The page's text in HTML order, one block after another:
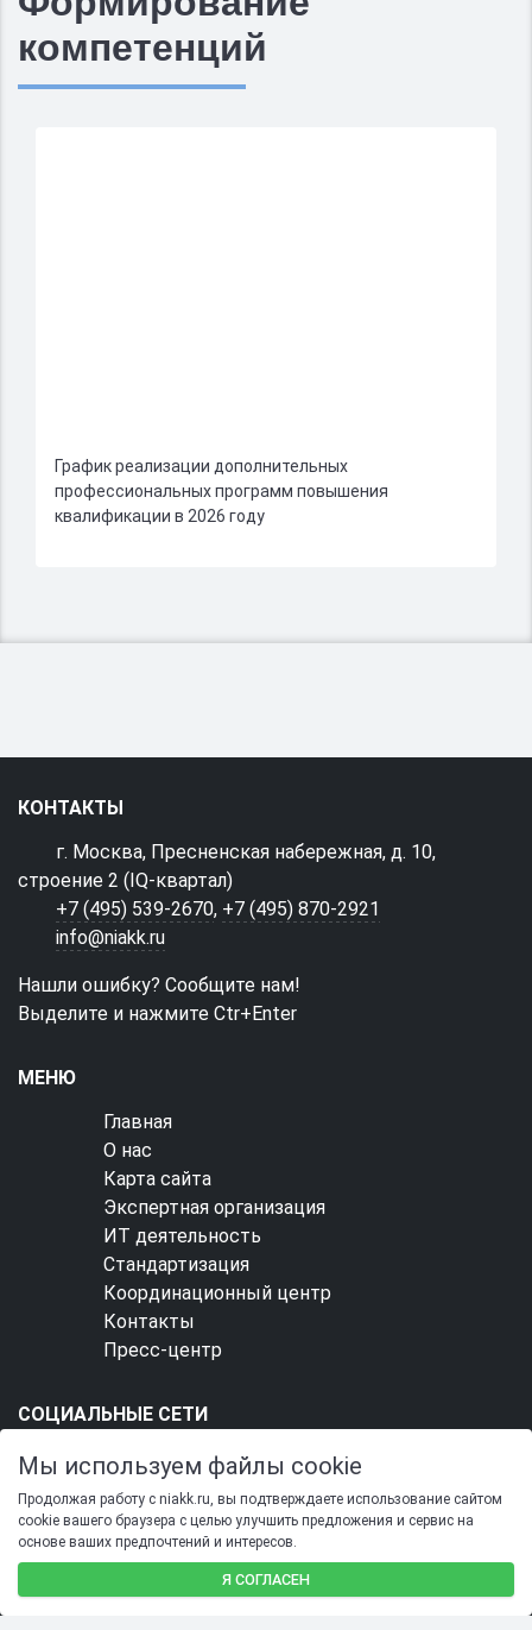
компетенций
График реализации дополнительных
профессиональных программ повышения
квалификации в 2026 году
КОНТАКТЫ
г. Москва, Пресненская набережная, д. 10,
строение 2 (IQ-квартал)
+7 (495) 539-2670, +7 (495) 870-2921
info@niakk.ru
Нашли ошибку? Сообщите нам!
Выделите и нажмите Ctr+Enter
МЕНЮ
Главная
О нас
Карта сайта
Экспертная организация
ИТ деятельность
Стандартизация
Координационный центр
Контакты
Пресс-центр
СОЦИАЛЬНЫЕ СЕТИ
SIMAI-SF4: Сайт учебного центра
Мы используем файлы cookie
Продолжая работу с niakk.ru, вы подтверждаете использование сайтом
cookie вашего браузера с целью улучшить предложения и сервис на
основе ваших предпочтений и интересов.
Я СОГЛАСЕН